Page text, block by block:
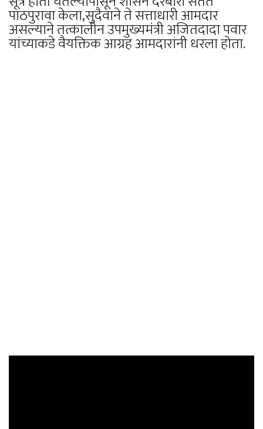
पाठपुरावा केला,सुदैवाने ते सत्ताधारी आमदार
असल्याने तत्कालीन उपमुख्यमंत्री अजितदादा पवार
यांच्याकडे वैयक्तिक आग्रह आमदारांनी धरला होता.